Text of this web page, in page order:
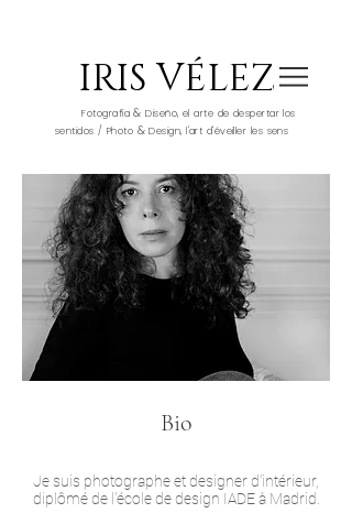
IRIS VÉLEZ
Fotografía& Diseño, el arte de despertar los
sentidos / Photo & Design, l'art d'éveiller les sens
Bio
Je suis photographe et designer d'intérieur,
diplômé de l'école de design IADE à Madrid.